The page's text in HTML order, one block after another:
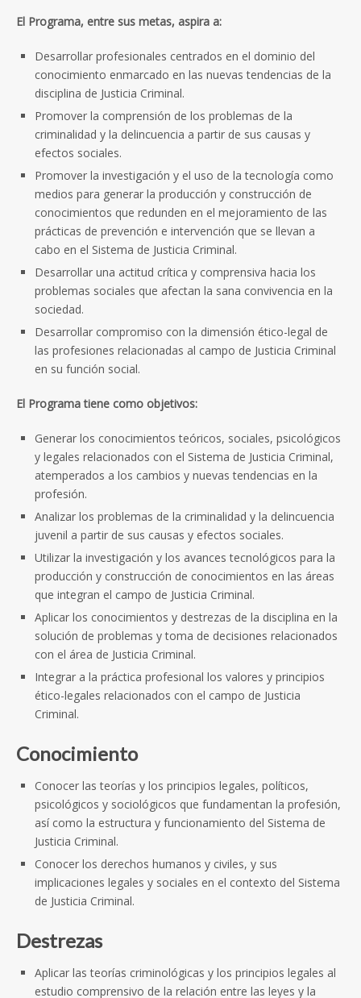
El Programa, entre sus metas, aspira a:
Desarrollar profesionales centrados en el dominio del
conocimiento enmarcado en las nuevas tendencias de la
disciplina de Justicia Criminal.
Promover la comprensión de los problemas de la
criminalidad y la delincuencia a partir de sus causas y
efectos sociales.
Promover la investigación y el uso de la tecnología como
medios para generar la producción y construcción de
conocimientos que redunden en el mejoramiento de las
prácticas de prevención e intervención que se llevan a
cabo en el Sistema de Justicia Criminal.
Desarrollar una actitud crítica y comprensiva hacia los
problemas sociales que afectan la sana convivencia en la
sociedad.
Desarrollar compromiso con la dimensión ético-legal de
las profesiones relacionadas al campo de Justicia Criminal
en su función social.
El Programa tiene como objetivos:
Generar los conocimientos teóricos, sociales, psicológicos
y legales relacionados con el Sistema de Justicia Criminal,
atemperados a los cambios y nuevas tendencias en la
profesión.
Analizar los problemas de la criminalidad y la delincuencia
juvenil a partir de sus causas y efectos sociales.
Utilizar la investigación y los avances tecnológicos para la
producción y construcción de conocimientos en las áreas
que integran el campo de Justicia Criminal.
Aplicar los conocimientos y destrezas de la disciplina en la
solución de problemas y toma de decisiones relacionados
con el área de Justicia Criminal.
Integrar a la práctica profesional los valores y principios
ético-legales relacionados con el campo de Justicia
Criminal.
Conocimiento
Conocer las teorías y los principios legales, políticos,
psicológicos y sociológicos que fundamentan la profesión,
así como la estructura y funcionamiento del Sistema de
Justicia Criminal.
Conocer los derechos humanos y civiles, y sus
implicaciones legales y sociales en el contexto del Sistema
de Justicia Criminal.
Destrezas
Aplicar las teorías criminológicas y los principios legales al
estudio comprensivo de la relación entre las leyes y la